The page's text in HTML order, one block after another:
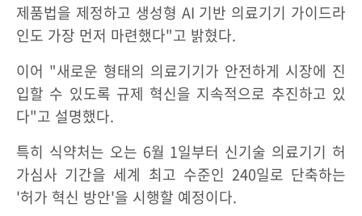
제품법을 제정하고 생성형 AI 기반 의료기기 가이드라
인도 가장 먼저 마련했다"고 밝혔다.
이어 "새로운 형태의 의료기기가 안전하게 시장에 진
입할 수 있도록 규제 혁신을 지속적으로 추진하고 있
다"고 설명했다.
특히 식약처는 오는 6월 1일부터 신기술 의료기기 허
가심사 기간을 세계 최고 수준인 240일로 단축하는
'허가 혁신 방안'을 시행할 예정이다.